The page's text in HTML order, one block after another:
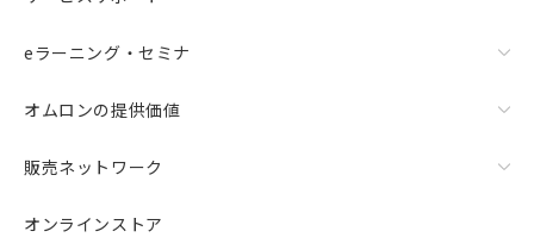
eラーニング・セミナ
オムロンの提供価値
販売ネットワーク
オンラインストア